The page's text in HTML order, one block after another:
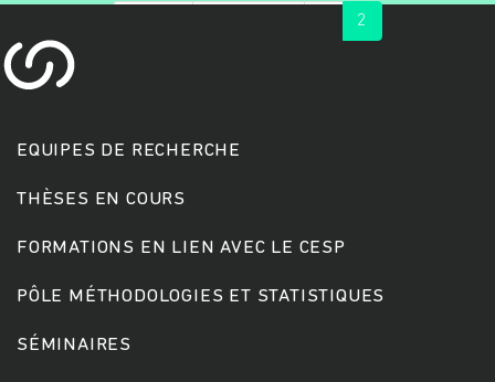
2
EQUIPES DE RECHERCHE
THÈSES EN COURS
FORMATIONS EN LIEN AVEC LE CESP
PÔLE MÉTHODOLOGIES ET STATISTIQUES
SÉMINAIRES